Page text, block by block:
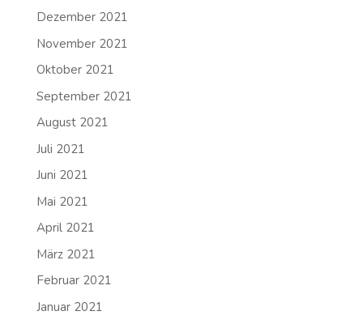
Dezember 2021
November 2021
Oktober 2021
September 2021
August 2021
Juli 2021
Juni 2021
Mai 2021
April 2021
März 2021
Februar 2021
Januar 2021